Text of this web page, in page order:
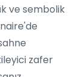
ve sembolik
zafer